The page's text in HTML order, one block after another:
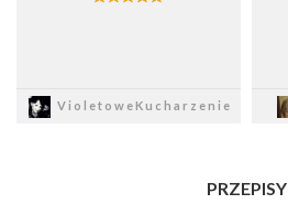
VioletoweKucharzenie
PRZEPISY